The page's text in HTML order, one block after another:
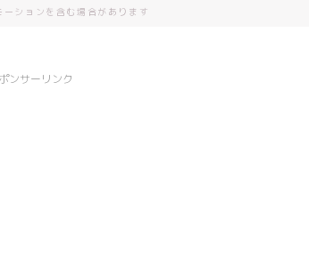
ションを含む場合があります
ンサーリンク